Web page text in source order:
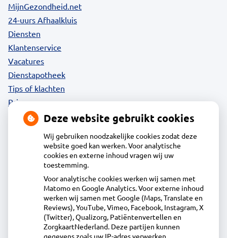
MijnGezondheid.net
24-uurs Afhaalkluis
Diensten
Klantenservice
Vacatures
Dienstapotheek
Tips of klachten
Privacy
Acdapha Apotheek Waterland-Oost
Heideweg 1B, 1132DA Volendam
0299 - 36 83 24
info@apotheekwaterlandoost.nl
Inschrijven
Deze website gebruikt cookies
Wij gebruiken noodzakelijke cookies zodat deze
website goed kan werken. Voor analytische
cookies en externe inhoud vragen wij uw
toestemming.
Voor analytische cookies werken wij samen met
Matomo en Google Analytics. Voor externe inhoud
werken wij samen met Google (Maps, Translate en
Reviews), YouTube, Vimeo, Facebook, Instagram, X
(Twitter), Qualizorg, Patiëntenvertellen en
ZorgkaartNederland. Deze partijen kunnen
gegevens zoals uw IP-adres verwerken.